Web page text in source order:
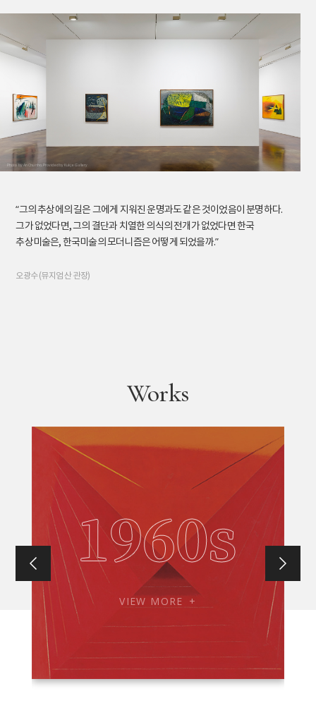
Photo by An Chunho, Provided by Kukje Gallery
“그의 추상에의 길은 그에게 지워진 운명과도 같은 것이었음이 분명하다.
그가 없었다면, 그의 결단과 치열한 의식의 전개가 없었다면 한국
추상미술은, 한국미술의 모더니즘은 어떻게 되었을까.”
오광수 (뮤지엄 산 관장)
Works
VIEW MORE